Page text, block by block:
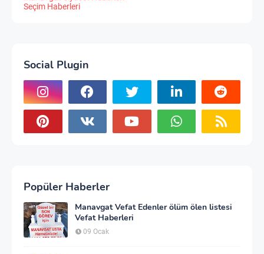
Seçim Haberleri
Social Plugin
Popüler Haberler
Manavgat Vefat Edenler ölüm ölen listesi
Vefat Haberleri
09 Ocak